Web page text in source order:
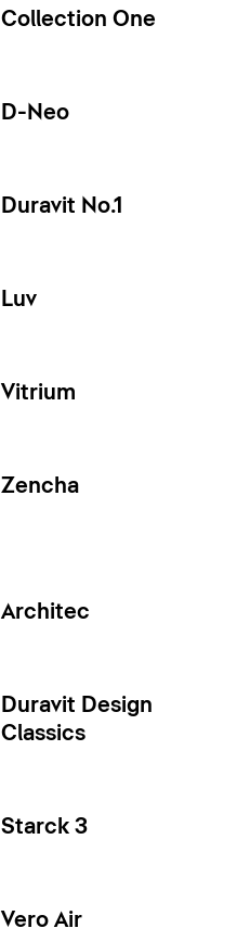
Collection One
D-Neo
Duravit No.1
Luv
Vitrium
Zencha
Architec
Duravit Design
Classics
Starck 3
Vero Air